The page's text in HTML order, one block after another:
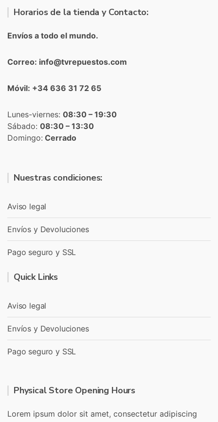
Horarios de la tienda y Contacto:
Envíos a todo el mundo.
Correo: info@tvrepuestos.com
Móvil: +34 636 31 72 65
Lunes-viernes: 08:30 – 19:30
Sábado: 08:30 – 13:30
Domingo: Cerrado
Nuestras condiciones:
Aviso legal
Envíos y Devoluciones
Pago seguro y SSL
Quick Links
Aviso legal
Envíos y Devoluciones
Pago seguro y SSL
Physical Store Opening Hours
Lorem ipsum dolor sit amet, consectetur adipiscing